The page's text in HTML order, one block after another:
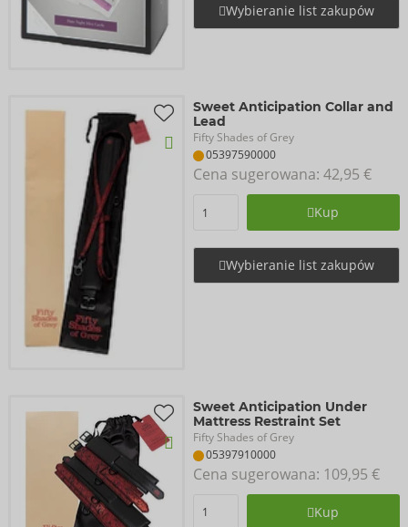
Wybieranie list zakupów
Sweet Anticipation Collar and
Lead
Fifty Shades of Grey
05397590000
Cena sugerowana: 42,95 €
Kup
Wybieranie list zakupów
Sweet Anticipation Under
Mattress Restraint Set
Fifty Shades of Grey
05397910000
Cena sugerowana: 109,95 €
Kup